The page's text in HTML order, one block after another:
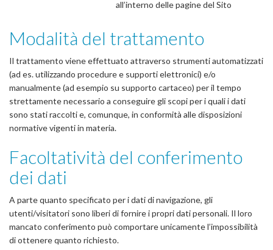
all’interno delle pagine del Sito
Modalità del trattamento
Il trattamento viene effettuato attraverso strumenti automatizzati
(ad es. utilizzando procedure e supporti elettronici) e/o
manualmente (ad esempio su supporto cartaceo) per il tempo
strettamente necessario a conseguire gli scopi per i quali i dati
sono stati raccolti e, comunque, in conformità alle disposizioni
normative vigenti in materia.
Facoltatività del conferimento
dei dati
A parte quanto specificato per i dati di navigazione, gli
utenti/visitatori sono liberi di fornire i propri dati personali. Il loro
mancato conferimento può comportare unicamente l’impossibilità
di ottenere quanto richiesto.